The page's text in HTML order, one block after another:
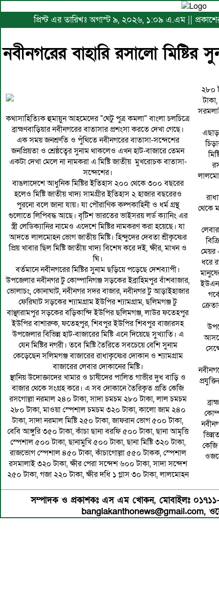
প্রিন্ট এর তারিখঃ অগাস্ট ৯, ২০২৬, ১:০৯ এ.এম ||
নবীনগরের বাহারি রসালো মিষ্টির
কথাসাহিত্যিক হুমায়ুন আহমেদের "ঘেটু পুত্র কমলা" বাংলা চলচিত্রে
ব্রাহ্মণবাড়িয়ার নবীনগরের বাতাসার প্রশংসা করতে দেখা গেছে।
এক সময় জনশ্রুতি ও পুঁথিতে নবীনগরের বাতাসা-সন্দেশের
জনপ্রিয়তা ও শ্রেষ্ঠত্বের সুনাম থাকলেও এখন হাট-বাজারে তেমন
একটা দেখা মেলে না নামকরা এ মিষ্টি জাতীয় মুখরোচক বাতাসা-
সন্দেশের।
বাঙলাদেশে আধুনিক মিষ্টির ইতিহাস ২০০ থেকে ৩০০ বছরের
হলেও মিষ্টি জাতীয় খাদ্য সামগ্রীর ইতিহাস ২ হাজার বছরেরও
পুরনো বলে জানা যায়। যা পৌরাণিক কল্পকাহিনী ও ধর্ম গ্রন্থ
গুলোতে লিপিবদ্ধ আছে। বৃটিশ ভারতের ভাইসরয় লর্ড ক্যানিং এর
স্ত্রী লেডিক্যানির নামেও এদেশে মিষ্টির নামকরণ করা হয়েছে। যা
আদতে লালমোহন ভোগ জাতীয় মিষ্টি। হিন্দুদের দেবতা শ্রীকৃষ্ণের
প্রিয় খাবার ছিল মিষ্টি জাতীয় খাদ্য বিশেষ করে দই, ক্ষীর, মাখন ও
ঘি।
বর্তমানে নবীনগরের মিষ্টির সুনাম ছড়িয়ে পড়েছে দেশব্যাপী।
উপজেলার নবীনগর টু কোম্পানিগঞ্জ সড়কের ইব্রাহিমপুর বাঁশবাজার,
ভোলাচং, কোনাঘাট, নবীনগর সদর বাজার, নবীনগর টু আড়াইহাজার
ফেরিঘাট সড়কের শ্যামগ্রাম ইউপির শ্যামগ্রাম, ছলিমগঞ্জ টু
বাঞ্ছারামপুর সড়কের বড়িকান্দি ইউপির ছলিমগঞ্জ, লাউর ফতেহপুর
ইউপির বাশারুক, ফতেহপুর, শিবপুর ইউপির শিবপুর বাজারসহ
উপজেলার বিভিন্ন হাট-বাজারের মিষ্টি এনে দিয়েছে সুখ্যাতি। এ
যেন মিষ্টির নগরী। তবে মিষ্টি তৈরিতে সবচেয়ে বেশি সুনাম
কেড়েছেন সলিমগঞ্জ বাজারের রাধাকৃষ্ণের দোকান ও শ্যামগ্রাম
বাজারের লেবার দোকানের মিষ্টি।
স্থানিয় উদোক্তাদের খামার ও চাষীদের পালিত গাভীর দুধ বাড়ি ও
বাজার থেকে সংগ্রহ করে। এ সব দোকানে তৈরিকৃত প্রতি কেজি
রসগোল্লা নরমাল ২৪০ টাকা, সাদা চমচম ২৮০ টাকা, লাল চমচম
২৮০ টাকা, মাওয়া স্পেশাল চমচম ৩২০ টাকা, কালো জাম ২৪০
টাকা, সাদা নরমাল মিষ্টি ২৫০ টাকা, জাফরান ভোগ ৫০০ টাকা,
বেবি আঙ্গুরি ৩৫০ টাকা, কাঁচা ছানা বরফি ৫০০ টাকা, ছানা আমৃত্তি
স্পেশাল ৫০০ টাকা, ছানামুখি ৫০০ টাকা, ছানা মিষ্টি ৩২০ টাকা,
রাজভোগ স্পেশাল ৪৫০ টাকা, কাঁচাগোল্লা ৫৫০ টাকক, স্পেশাল
রসমালাই ৩২০ টাকা, ক্ষীর পেরা সন্দেশ ৬০০ টাকা, সাদা সন্দেশ
২৫০ টাকা, গজা ২২০ টাকা, ক্ষীর দধি ১ গ্লাস ৩০ টাকা, লালমোহন
২৮০
থেকে
মেয়র
ধরে
কেজি
সম্পাদক ও প্রকাশকঃ এস এম খোকন, মোবাইলঃ
banglakanthonews@gmail.com,